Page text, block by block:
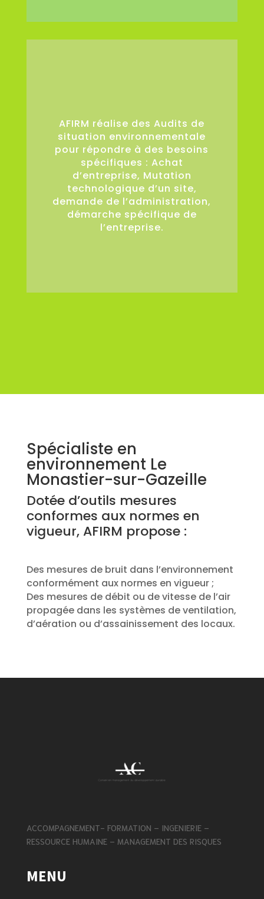
AFIRM réalise des Audits de
situation environnementale
pour répondre à des besoins
spécifiques : Achat
d’entreprise, Mutation
technologique d’un site,
demande de l’administration,
démarche spécifique de
l’entreprise.
Spécialiste en
environnement Le
Monastier-sur-Gazeille
Dotée d’outils mesures
conformes aux normes en
vigueur, AFIRM propose :
Des mesures de bruit dans l’environnement
conformément aux normes en vigueur ;
Des mesures de débit ou de vitesse de l’air
propagée dans les systèmes de ventilation,
d’aération ou d’assainissement des locaux.
ACCOMPAGNEMENT- FORMATION – INGENIERIE –
RESSOURCE HUMAINE – MANAGEMENT DES RISQUES
MENU